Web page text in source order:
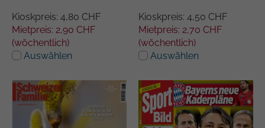
Kioskpreis: 4,80 CHF
Mietpreis: 2,90 CHF
(wöchentlich)
Auswählen
Kioskpreis: 4,50 CHF
Mietpreis: 2,70 CHF
(wöchentlich)
Auswählen